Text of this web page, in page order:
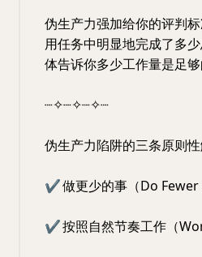
伪生产力强加给你的评判
用任务中明显地完成了多
体告诉你多少工作量是足
┈✧┈✧┈✧┈
伪生产力陷阱的三条原则性
✔做更少的事（Do Fewer
✔按照自然节奏工作（